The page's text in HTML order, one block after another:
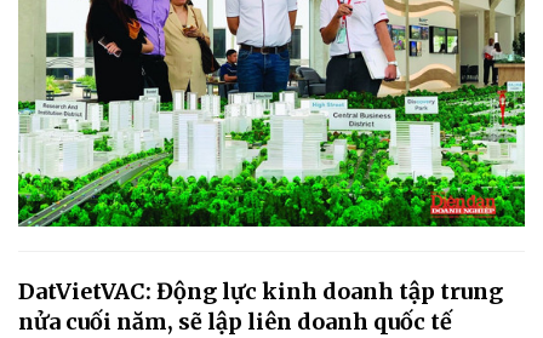
DatVietVAC: Động lực kinh doanh tập trung
nửa cuối năm, sẽ lập liên doanh quốc tế